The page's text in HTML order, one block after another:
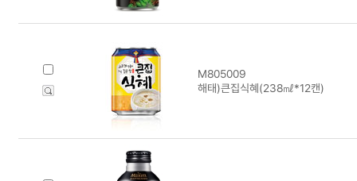
M805009
해태)큰집식혜(238㎖*12캔)